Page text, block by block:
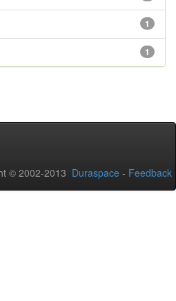
1
1
© 2002-2013 Duraspace - Feedback